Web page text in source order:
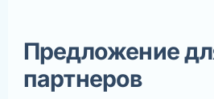
Предложение
партнеров